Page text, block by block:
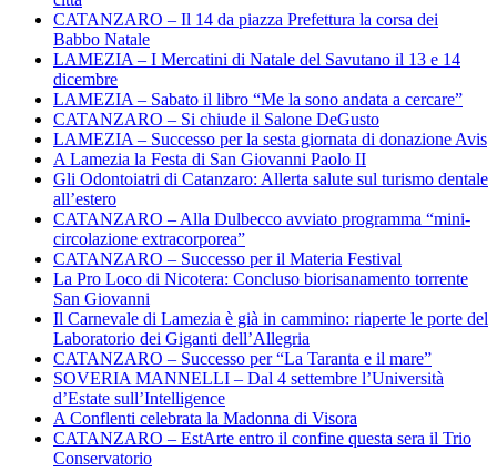
CATANZARO – Il 14 da piazza Prefettura la corsa dei
Babbo Natale
LAMEZIA – I Mercatini di Natale del Savutano il 13 e 14
dicembre
LAMEZIA – Sabato il libro “Me la sono andata a cercare”
CATANZARO – Si chiude il Salone DeGusto
LAMEZIA – Successo per la sesta giornata di donazione Avis
A Lamezia la Festa di San Giovanni Paolo II
Gli Odontoiatri di Catanzaro: Allerta salute sul turismo dentale
all’estero
CATANZARO – Alla Dulbecco avviato programma “mini-
circolazione extracorporea”
CATANZARO – Successo per il Materia Festival
La Pro Loco di Nicotera: Concluso biorisanamento torrente
San Giovanni
Il Carnevale di Lamezia è già in cammino: riaperte le porte del
Laboratorio dei Giganti dell’Allegria
CATANZARO – Successo per “La Taranta e il mare”
SOVERIA MANNELLI – Dal 4 settembre l’Università
d’Estate sull’Intelligence
A Conflenti celebrata la Madonna di Visora
CATANZARO – EstArte entro il confine questa sera il Trio
Conservatorio